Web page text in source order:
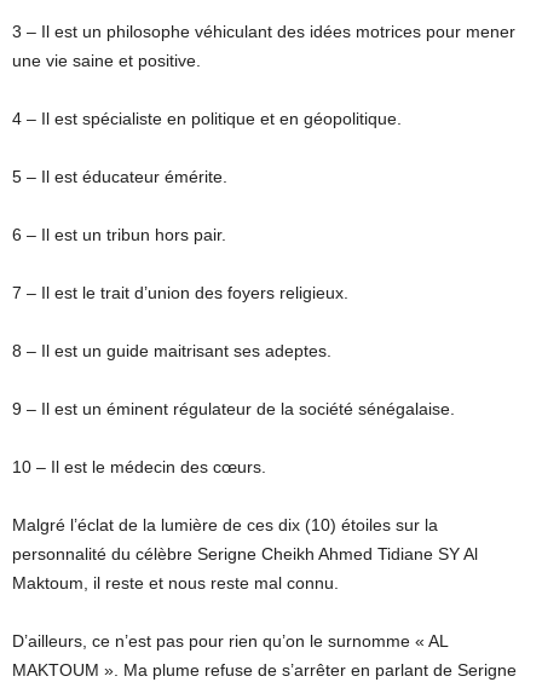
3 – Il est un philosophe véhiculant des idées motrices pour mener
une vie saine et positive.
4 – Il est spécialiste en politique et en géopolitique.
5 – Il est éducateur émérite.
6 – Il est un tribun hors pair.
7 – Il est le trait d’union des foyers religieux.
8 – Il est un guide maitrisant ses adeptes.
9 – Il est un éminent régulateur de la société sénégalaise.
10 – Il est le médecin des cœurs.
Malgré l’éclat de la lumière de ces dix (10) étoiles sur la
personnalité du célèbre Serigne Cheikh Ahmed Tidiane SY Al
Maktoum, il reste et nous reste mal connu.
D’ailleurs, ce n’est pas pour rien qu’on le surnomme « AL
MAKTOUM ». Ma plume refuse de s’arrêter en parlant de Serigne